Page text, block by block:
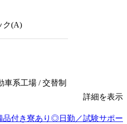
ク(A)
車系工場 / 交替制
詳細を表示